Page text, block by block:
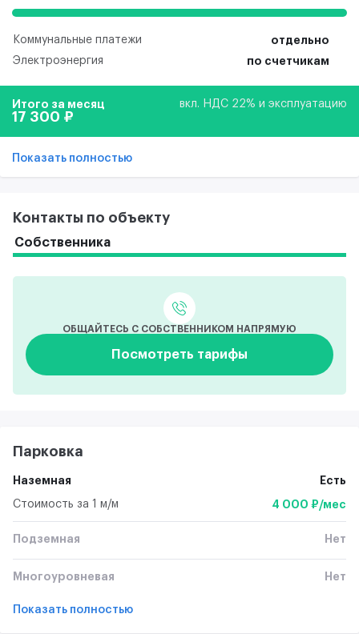
Коммунальные платежи
отдельно
Электроэнергия
по счетчикам
Итого за месяц вкл. НДС 22% и эксплуатацию
17 300 ₽
Показать полностью
Контакты по объекту
Собственника
ОБЩАЙТЕСЬ С СОБСТВЕННИКОМ НАПРЯМУЮ
Посмотреть тарифы
Парковка
Наземная Есть
Стоимость за 1 м/м 4 000 ₽/мес
Подземная Нет
Многоуровневая Нет
Показать полностью